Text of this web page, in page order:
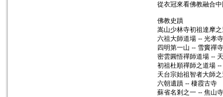
從衣冠來看佛教融合
佛教史蹟
嵩山少林寺初祖達摩
六祖大師道場 -- 光孝寺
四明第一山 -- 雪竇禪寺
密雲圓悟禪師道場 --
初祖杜順禪師之道場
天台宗始祖智者大師
六朝遺蹟 -- 棲霞古寺
蘇省名剎之一 -- 焦山寺